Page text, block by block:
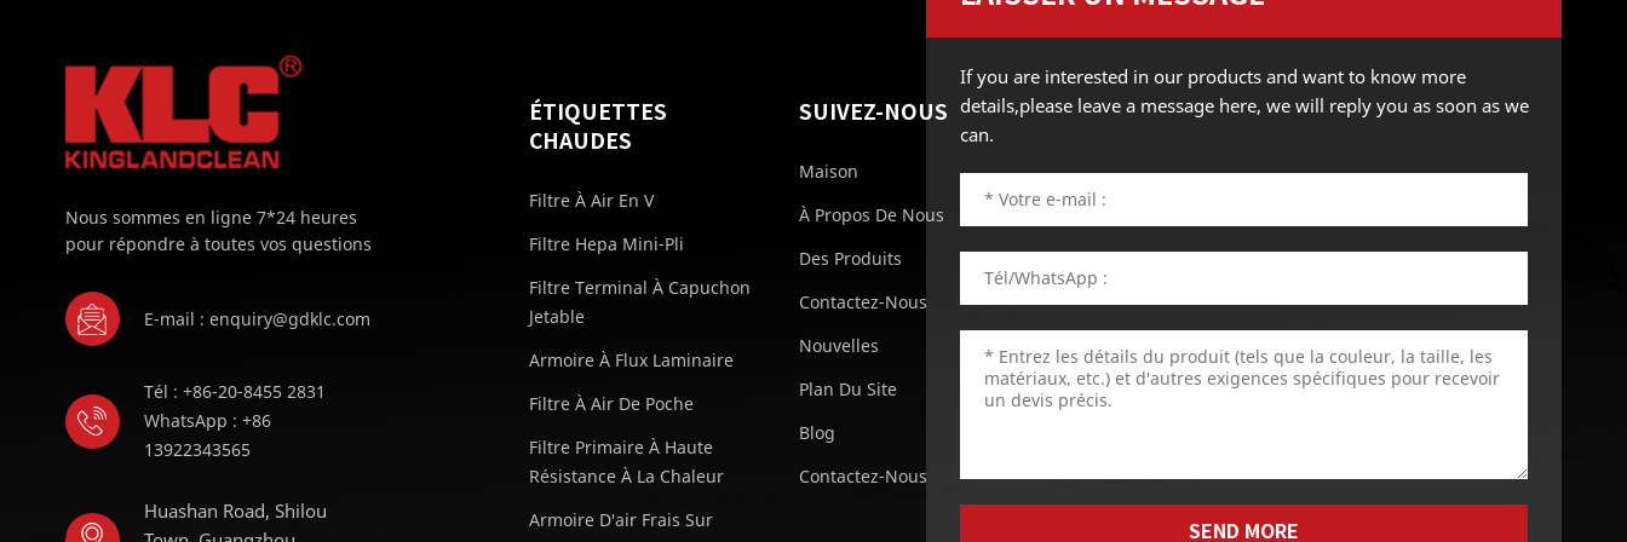
Nous sommes en ligne 7*24 heures
pour répondre à toutes vos questions
E-mail : enquiry@gdklc.com
Tél : +86-20-8455 2831
WhatsApp : +86
13922343565
Huashan Road, Shilou
ÉTIQUETTES
CHAUDES
Filtre À Air En V
Filtre Hepa Mini-Pli
Filtre Terminal À Capuchon
Jetable
Armoire À Flux Laminaire
Filtre À Air De Poche
Filtre Primaire À Haute
Résistance À La Chaleur
Armoire D'air Frais Sur
SUIVEZ-NOUS
Maison
À Propos De Nous
Des Produits
Contactez-Nous
Nouvelles
Plan Du Site
Blog
Contactez-Nous
If you are interested in our products and want to know more
details,please leave a message here, we will reply you as soon as we
can.
SEND MORE